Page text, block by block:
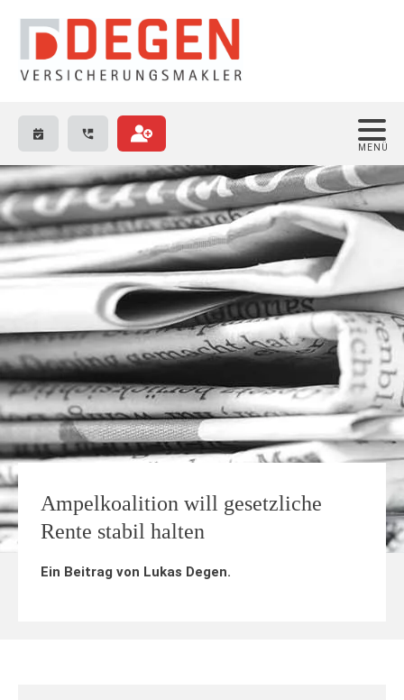
Ampelkoalition will gesetzliche
Rente stabil halten
Ein Beitrag von Lukas Degen.